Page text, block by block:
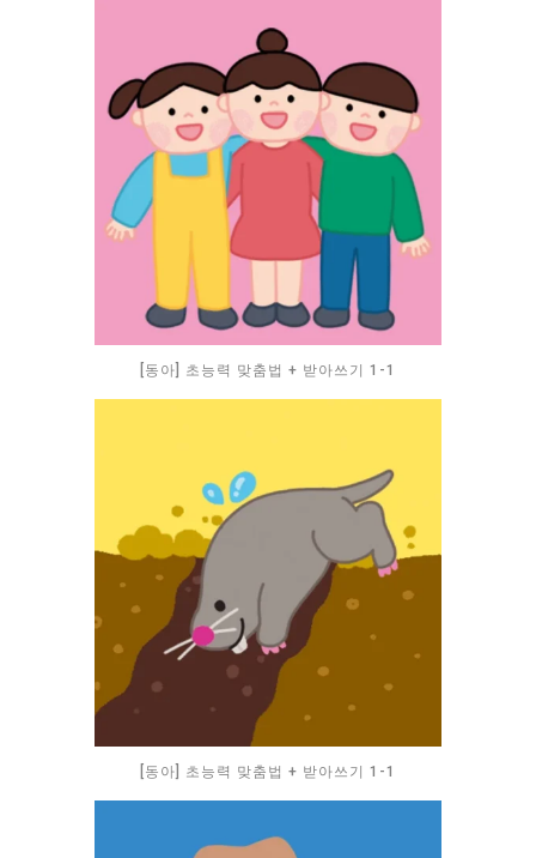
[동아] 초능력 맞춤법 + 받아쓰기 1-1
[동아] 초능력 맞춤법 + 받아쓰기 1-1